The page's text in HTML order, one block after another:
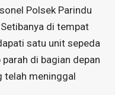
Polsek Parindu
di tempat
satu unit sepeda
di bagian depan
telah meninggal